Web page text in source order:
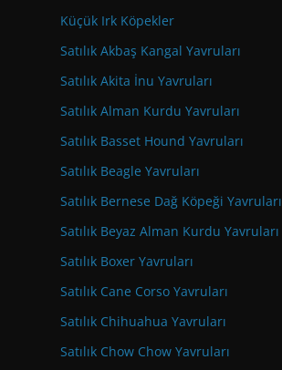
Küçük Irk Köpekler
Satılık Akbaş Kangal Yavruları
Satılık Akita İnu Yavruları
Satılık Alman Kurdu Yavruları
Satılık Basset Hound Yavruları
Satılık Beagle Yavruları
Satılık Bernese Dağ Köpeği Yavruları
Satılık Beyaz Alman Kurdu Yavruları
Satılık Boxer Yavruları
Satılık Cane Corso Yavruları
Satılık Chihuahua Yavruları
Satılık Chow Chow Yavruları